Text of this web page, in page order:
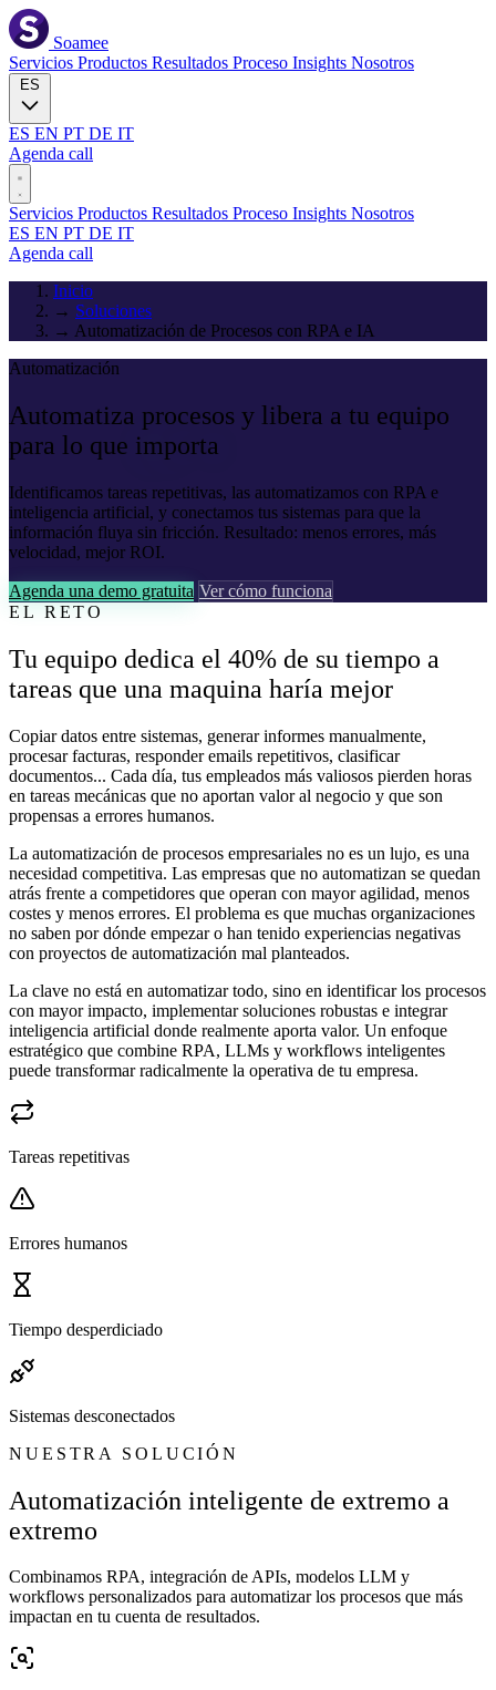
Soamee
Servicios Productos Resultados Proceso Insights Nosotros
ES EN PT DE IT
Agenda call
Servicios Productos Resultados Proceso Insights Nosotros
ES EN PT DE IT
Agenda call
Inicio
→ Soluciones
→ Automatización de Procesos con RPA e IA
Automatización
Automatiza procesos y libera a tu equipo
para lo que importa
Identificamos tareas repetitivas, las automatizamos con RPA e
inteligencia artificial, y conectamos tus sistemas para que la
información fluya sin fricción. Resultado: menos errores, más
velocidad, mejor ROI.
Agenda una demo gratuita Ver cómo funciona
EL RETO
Tu equipo dedica el 40% de su tiempo a
tareas que una maquina haría mejor
Copiar datos entre sistemas, generar informes manualmente,
procesar facturas, responder emails repetitivos, clasificar
documentos... Cada día, tus empleados más valiosos pierden horas
en tareas mecánicas que no aportan valor al negocio y que son
propensas a errores humanos.
La automatización de procesos empresariales no es un lujo, es una
necesidad competitiva. Las empresas que no automatizan se quedan
atrás frente a competidores que operan con mayor agilidad, menos
costes y menos errores. El problema es que muchas organizaciones
no saben por dónde empezar o han tenido experiencias negativas
con proyectos de automatización mal planteados.
La clave no está en automatizar todo, sino en identificar los procesos
con mayor impacto, implementar soluciones robustas e integrar
inteligencia artificial donde realmente aporta valor. Un enfoque
estratégico que combine RPA, LLMs y workflows inteligentes
puede transformar radicalmente la operativa de tu empresa.
Tareas repetitivas
Errores humanos
Tiempo desperdiciado
Sistemas desconectados
NUESTRA SOLUCIÓN
Automatización inteligente de extremo a
extremo
Combinamos RPA, integración de APIs, modelos LLM y
workflows personalizados para automatizar los procesos que más
impactan en tu cuenta de resultados.